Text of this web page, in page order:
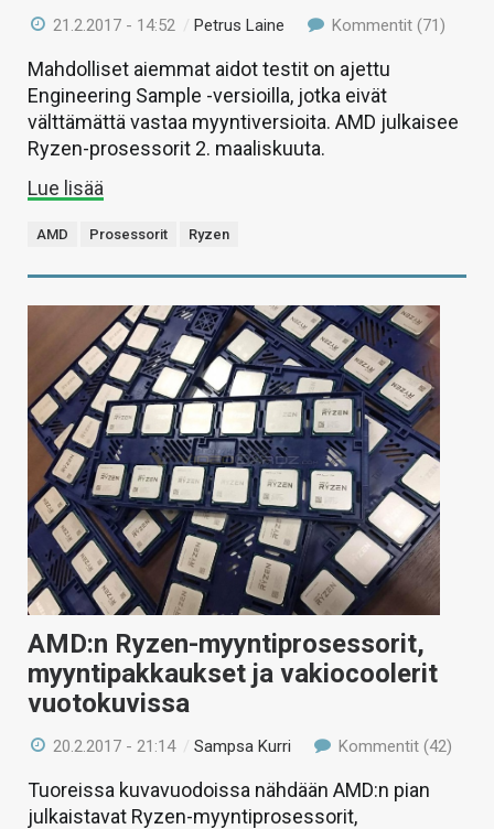
21.2.2017 - 14:52 /Petrus Laine Kommentit (71)
Mahdolliset aiemmat aidot testit on ajettu
Engineering Sample -versioilla, jotka eivät
välttämättä vastaa myyntiversioita. AMD julkaisee
Ryzen-prosessorit 2. maaliskuuta.
Lue lisää
AMD Prosessorit Ryzen
AMD:n Ryzen-myyntiprosessorit,
myyntipakkaukset ja vakiocoolerit
vuotokuvissa
20.2.2017 - 21:14 /Sampsa Kurri Kommentit (42)
Tuoreissa kuvavuodoissa nähdään AMD:n pian
julkaistavat Ryzen-myyntiprosessorit,